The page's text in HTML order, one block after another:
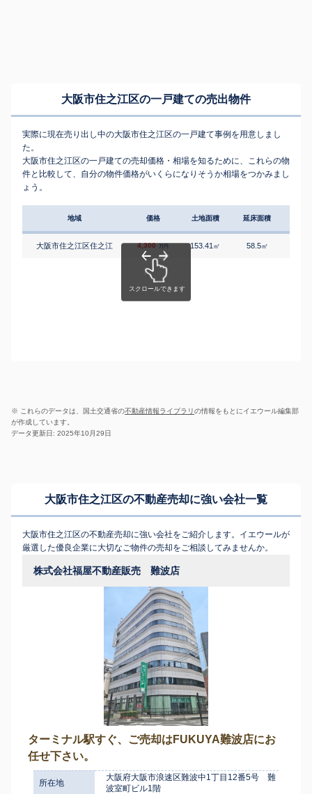
大阪市住之江区の一戸建ての売出物件
実際に現在売り出し中の大阪市住之江区の一戸建て事例を用意しまし
た。
大阪市住之江区の一戸建ての売却価格・相場を知るために、これらの物
件と比較して、自分の物件価格がいくらになりそうか相場をつかみまし
ょう。
地域 価格 土地面積 延床面積
大阪市住之江区住之江 4,300 万円 153.41 ㎡ 58.5㎡
※ これらのデータは、国土交通省の不動産情報ライブラリの情報をもとにイエウール編集部
が作成しています。
データ更新日: 2025年10月29日
大阪市住之江区の不動産売却に強い会社一覧
大阪市住之江区の不動産売却に強い会社をご紹介します。イエウールが
厳選した優良企業に大切なご物件の売却をご相談してみませんか。
株式会社福屋不動産販売 難波店
ターミナル駅すぐ、ご売却はFUKUYA難波店にお
任せ下さい。
所在地
大阪府大阪市浪速区難波中1丁目12番5号 難
波室町ビル1階